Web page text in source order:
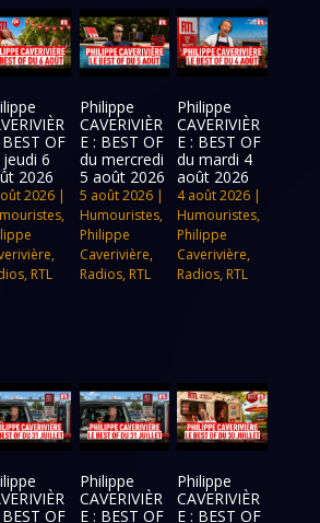
BEST OF
6
2026
2026|
,
,
, RTL
Philippe
CAVERIVIÈR
E : BEST OF
du mercredi
5 août 2026
5 août 2026|
Humouristes,
Philippe
Caverivière,
Radios, RTL
Philippe
CAVERIVIÈR
E : BEST OF
du mardi 4
août 2026
4 août 2026 |
Humouristes,
Philippe
Caverivière,
Radios, RTL
BEST OF
Philippe
CAVERIVIÈR
E : BEST OF
Philippe
CAVERIVIÈR
E : BEST OF